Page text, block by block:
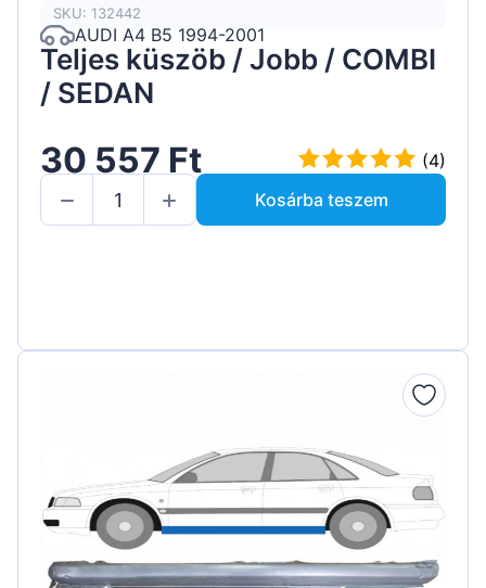
SKU: 132442
AUDI A4 B5 1994-2001
Teljes küszöb / Jobb / COMBI
/ SEDAN
30 557 Ft
(4)
Kosárba teszem